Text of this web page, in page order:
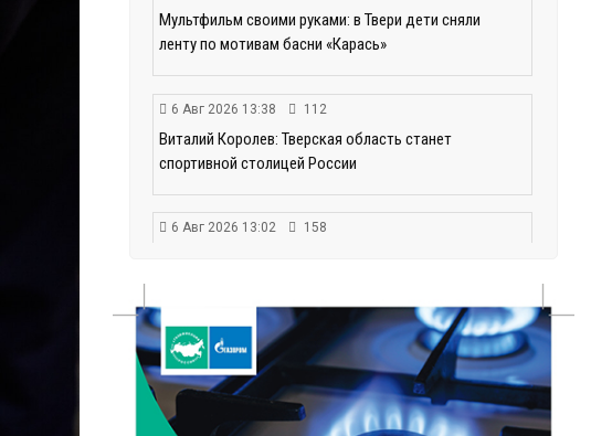
Мультфильм своими руками: в Твери дети сняли
ленту по мотивам басни «Карась»
6 Авг 2026 13:38 112
Виталий Королев: Тверская область станет
спортивной столицей России
6 Авг 2026 13:02 158
6 Авг 2026 12:01
Развитие надпрофессиональных компетенций:
студенческий актив ТвГМУ посетил культурную
столицу России